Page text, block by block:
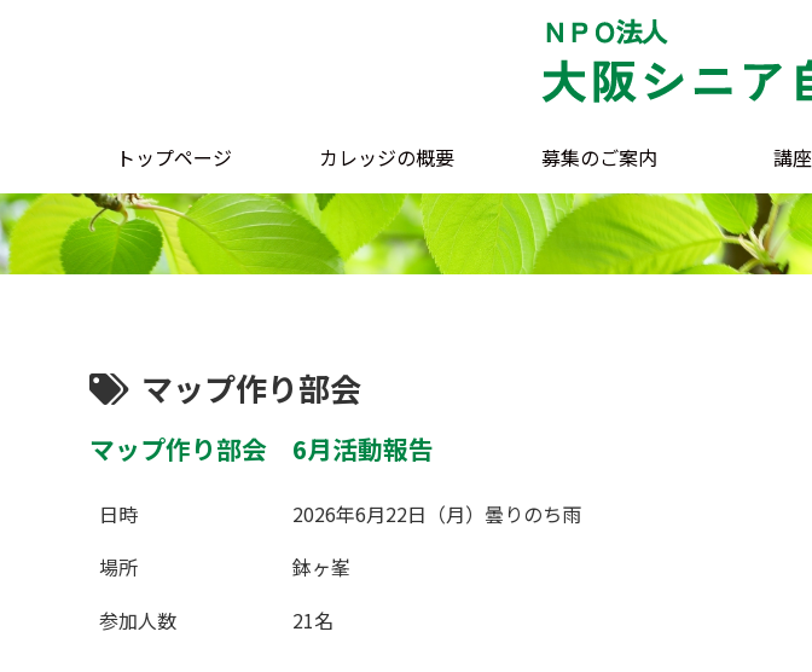
トップページ カレッジの概要 募集のご案内 講
マップ作り部会
マップ作り部会 6月活動報告
日時
2026年6月22日（月）曇りのち雨
場所
鉢ヶ峯
参加人数
21名